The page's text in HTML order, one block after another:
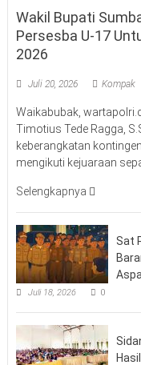
Wakil Bupati
Persesba U-17
2026
Juli 20, 2026 Kompak
Waikabubak,
Timotius Tede Ragga,
keberangkatan
mengikuti kejuaraan
Selengkapnya
Sat
Juli 18, 2026 0